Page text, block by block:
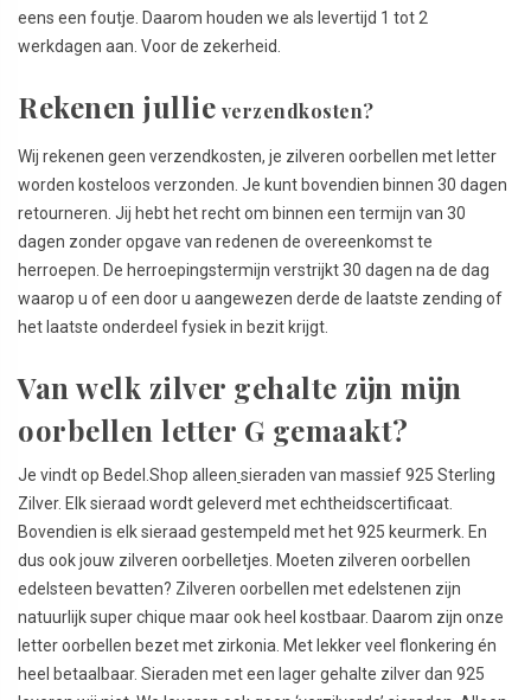
eens een foutje. Daarom houden we als levertijd 1 tot 2
werkdagen aan. Voor de zekerheid.
Rekenen jullie verzendkosten?
Wij rekenen geen verzendkosten, je zilveren oorbellen met letter
worden kosteloos verzonden. Je kunt bovendien binnen 30 dagen
retourneren. Jij hebt het recht om binnen een termijn van 30
dagen zonder opgave van redenen de overeenkomst te
herroepen. De herroepingstermijn verstrijkt 30 dagen na de dag
waarop u of een door u aangewezen derde de laatste zending of
het laatste onderdeel fysiek in bezit krijgt.
Van welk zilver gehalte zijn mijn
oorbellen letter G gemaakt?
Je vindt op Bedel.Shop alleen sieraden van massief 925 Sterling
Zilver. Elk sieraad wordt geleverd met echtheidscertificaat.
Bovendien is elk sieraad gestempeld met het 925 keurmerk. En
dus ook jouw zilveren oorbelletjes. Moeten zilveren oorbellen
edelsteen bevatten? Zilveren oorbellen met edelstenen zijn
natuurlijk super chique maar ook heel kostbaar. Daarom zijn onze
letter oorbellen bezet met zirkonia. Met lekker veel flonkering én
heel betaalbaar. Sieraden met een lager gehalte zilver dan 925